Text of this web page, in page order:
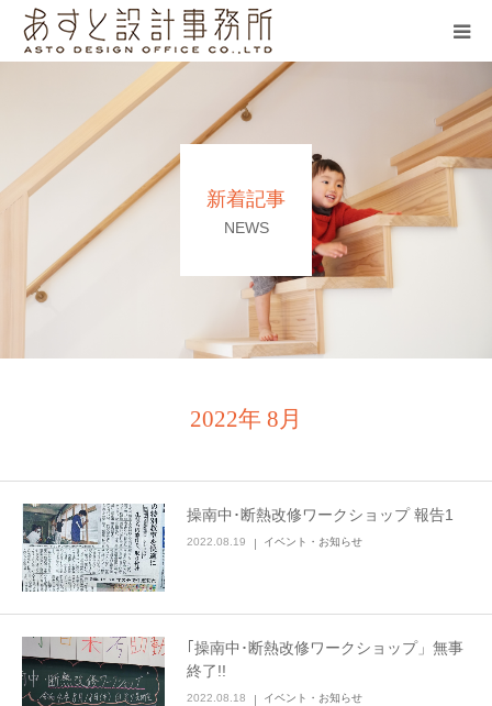
新着記事
NEWS
2022年 8月
操南中･断熱改修ワークショップ 報告1
2022.08.19 イベント・お知らせ
｢操南中･断熱改修ワークショップ」無事
終了!!
2022.08.18 イベント・お知らせ
あすとのつくる木の家
お客様の声
建築士の紹介